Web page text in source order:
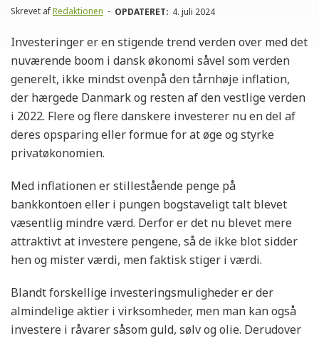
Skrevet afRedaktionen - OPDATERET: 4. juli 2024
Investeringer er en stigende trend verden over med det
nuværende boom i dansk økonomi såvel som verden
generelt, ikke mindst ovenpå den tårnhøje inflation,
der hærgede Danmark og resten af den vestlige verden
i 2022. Flere og flere danskere investerer nu en del af
deres opsparing eller formue for at øge og styrke
privatøkonomien.
Med inflationen er stillestående penge på
bankkontoen eller i pungen bogstaveligt talt blevet
væsentlig mindre værd. Derfor er det nu blevet mere
attraktivt at investere pengene, så de ikke blot sidder
hen og mister værdi, men faktisk stiger i værdi.
Blandt forskellige investeringsmuligheder er der
almindelige aktier i virksomheder, men man kan også
investere i råvarer såsom guld, sølv og olie. Derudover